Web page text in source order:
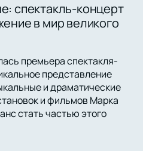
спектакль-концерт
в мир великого
премьера спектакля-
представление
и драматические
и фильмов Марка
стать частью этого